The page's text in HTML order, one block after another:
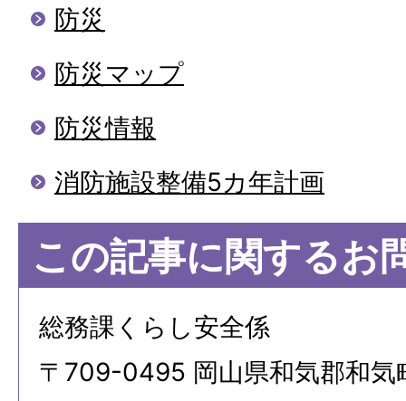
防災
防災マップ
防災情報
消防施設整備5カ年計画
この記事に関するお
総務課くらし安全係
〒709-0495 岡山県和気郡和気